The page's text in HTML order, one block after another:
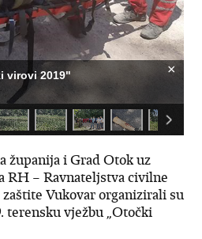
virovi 2019" ×
županija i Grad Otok uz
RH – Ravnateljstva civilne
Vukovar organizirali su
terensku vježbu „Otočki